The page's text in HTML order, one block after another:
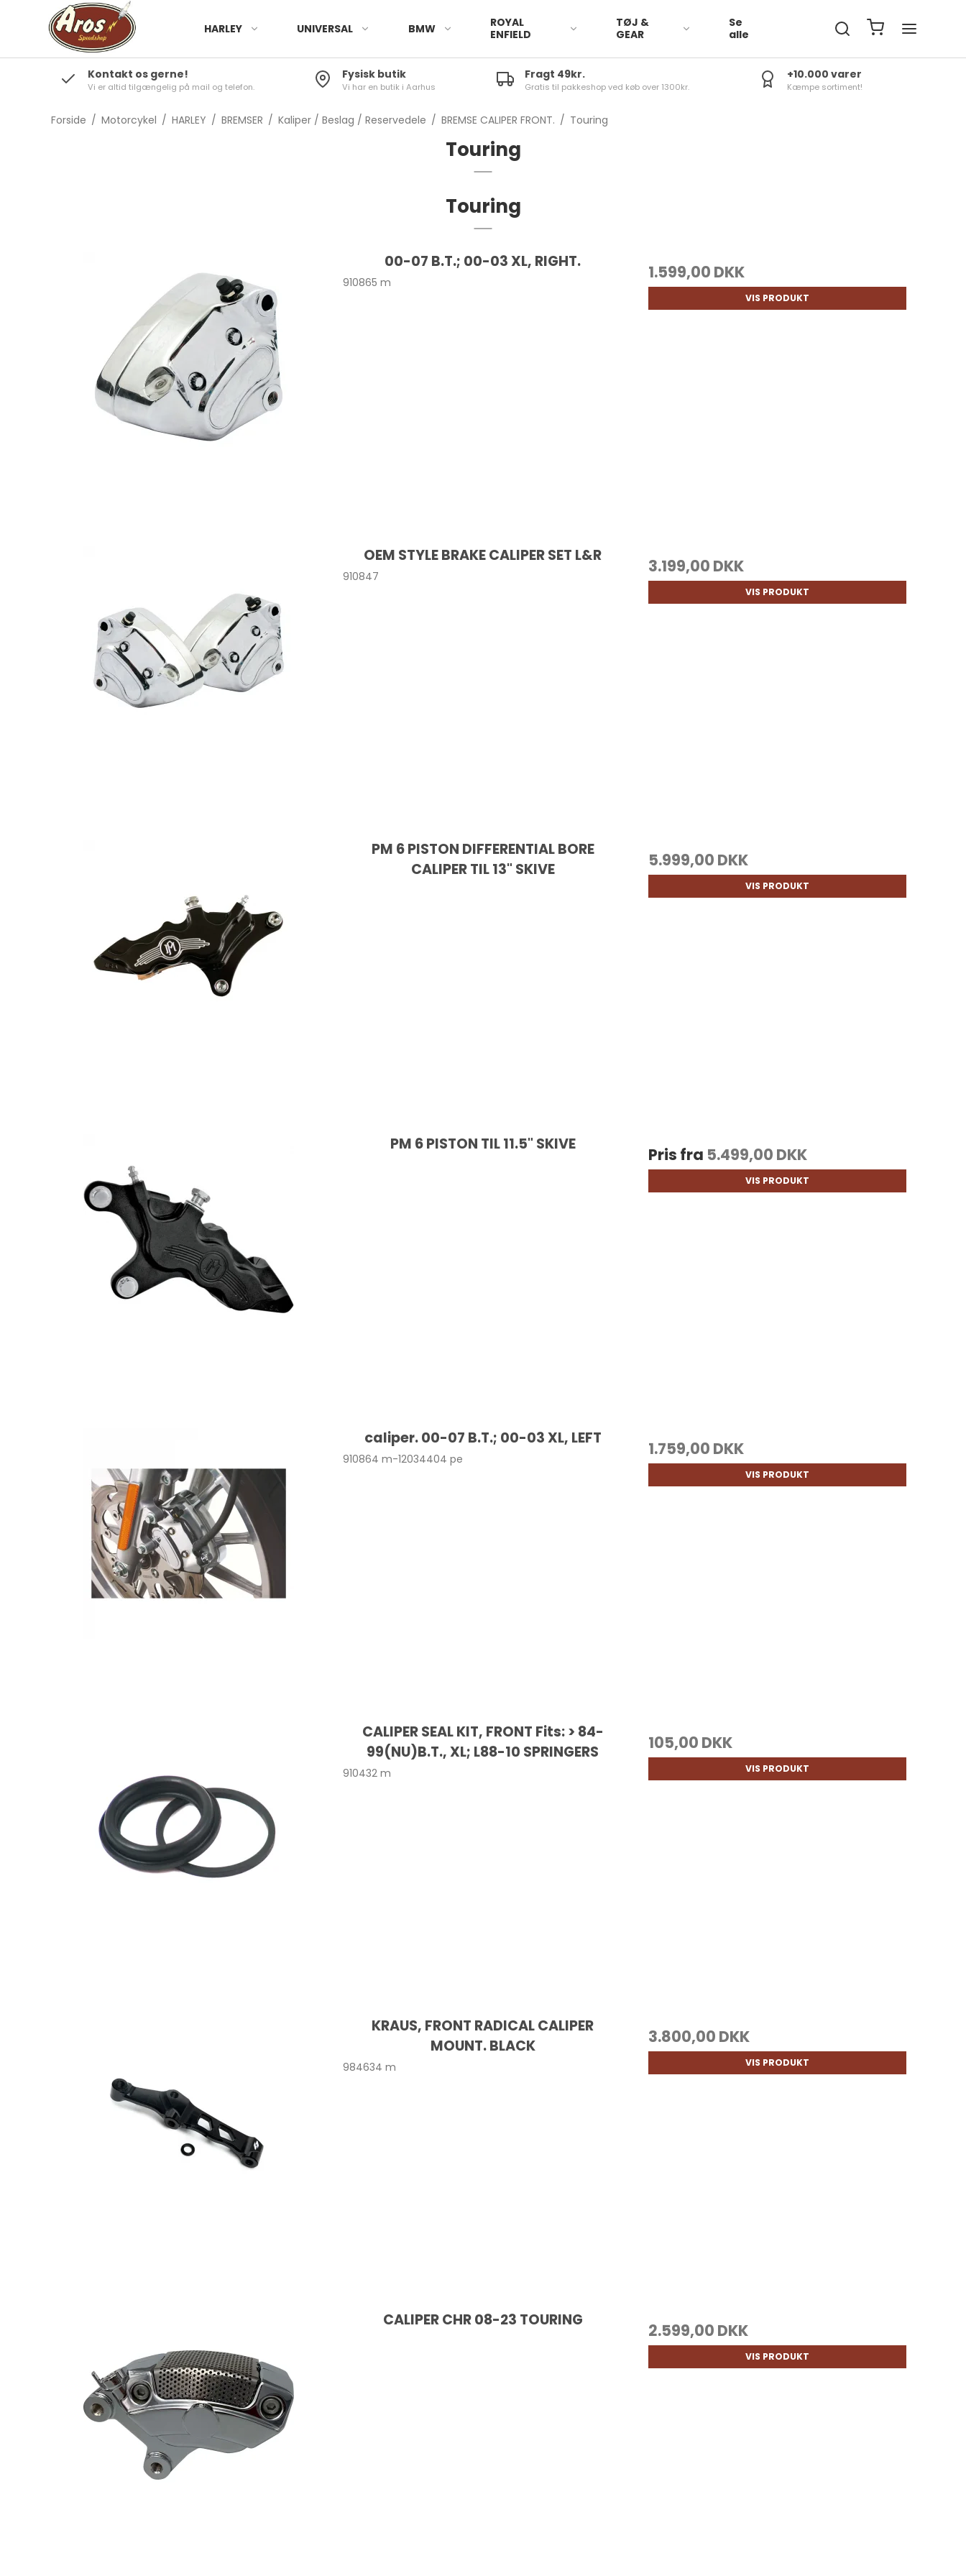
HARLEY UNIVERSAL BMW
ROYAL
ENFIELD
TØJ &
GEAR
Se
alle
Kontakt os gerne!
Vi er altid tilgængelig på mail og telefon.
Fysisk butik
Vi har en butik i Aarhus
Fragt 49kr.
Gratis til pakkeshop ved køb over 1300kr.
+10.000 varer
Kæmpe sortiment!
Forside / Motorcykel / HARLEY / BREMSER / Kaliper / Beslag / Reservedele / BREMSE CALIPER FRONT. / Touring
Touring
Touring
00-07 B.T.; 00-03 XL, RIGHT.
910865 m 1.599,00 DKK
VIS PRODUKT
OEM STYLE BRAKE CALIPER SET L&R
910847 3.199,00 DKK
VIS PRODUKT
PM 6 PISTON DIFFERENTIAL BORE
CALIPER TIL 13" SKIVE
5.999,00 DKK
VIS PRODUKT
PM 6 PISTON TIL 11.5" SKIVE
Pris fra 5.499,00 DKK
VIS PRODUKT
caliper. 00-07 B.T.; 00-03 XL, LEFT
910864 m-12034404 pe 1.759,00 DKK
VIS PRODUKT
CALIPER SEAL KIT, FRONT Fits: > 84-
99(NU)B.T., XL; L88-10 SPRINGERS
910432 m
105,00 DKK
VIS PRODUKT
KRAUS, FRONT RADICAL CALIPER
MOUNT. BLACK
984634 m
3.800,00 DKK
VIS PRODUKT
CALIPER CHR 08-23 TOURING
2.599,00 DKK
VIS PRODUKT